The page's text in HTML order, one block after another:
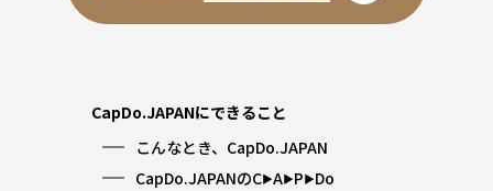
CapDo.JAPANにできること
こんなとき、CapDo.JAPAN
CapDo.JAPANのC▶︎A▶︎P▶︎Do